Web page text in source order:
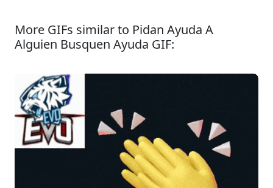
More GIFs similar to Pidan Ayuda A
Alguien Busquen Ayuda GIF: